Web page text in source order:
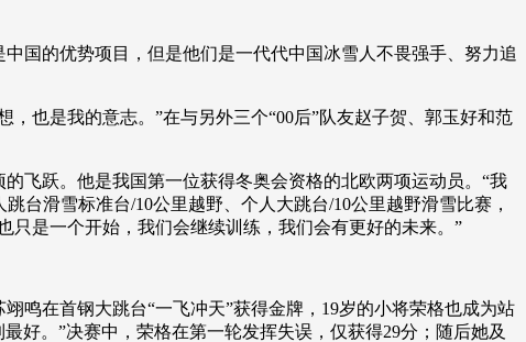
的优势项目，但是他们是一代代中国冰雪人不畏强手、努力追
也是我的意志。”在与另外三个“00后”队友赵子贺、郭玉好和范
飞跃。他是我国第一位获得冬奥会资格的北欧两项运动员。“我
台滑雪标准台/10公里越野、个人大跳台/10公里越野滑雪比赛，
只是一个开始，我们会继续训练，我们会有更好的未来。”
在首钢大跳台“一飞冲天”获得金牌，19岁的小将荣格也成为站
好。”决赛中，荣格在第一轮发挥失误，仅获得29分；随后她及